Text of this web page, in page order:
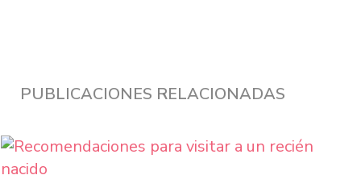
PUBLICACIONES RELACIONADAS